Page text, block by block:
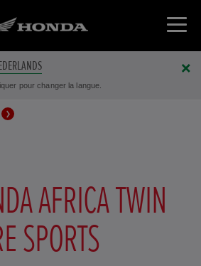
pour changer la langue.
AFRICA TWIN
SPORTS